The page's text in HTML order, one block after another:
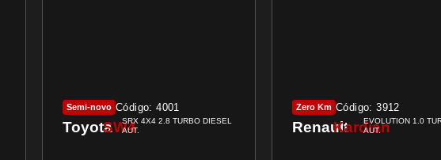
Semi-novo Código: 4001
ToyotaSW4SRX 4X4 2.8 TURBO DIESEL
AUT.
Zero Km Código: 3912
RenaultKardianEVOLUTION 1.0
AUT.